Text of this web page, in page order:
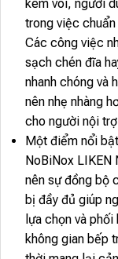
kèm vòi, người
trong việc chuẩn
Các công việc
sạch chén đĩa
nhanh chóng và
nên nhẹ nhàng
cho người nội
Một điểm nổi
NoBiNox
nên sự đồng bộ
bị đầy đủ giúp
lựa chọn và
không gian bếp